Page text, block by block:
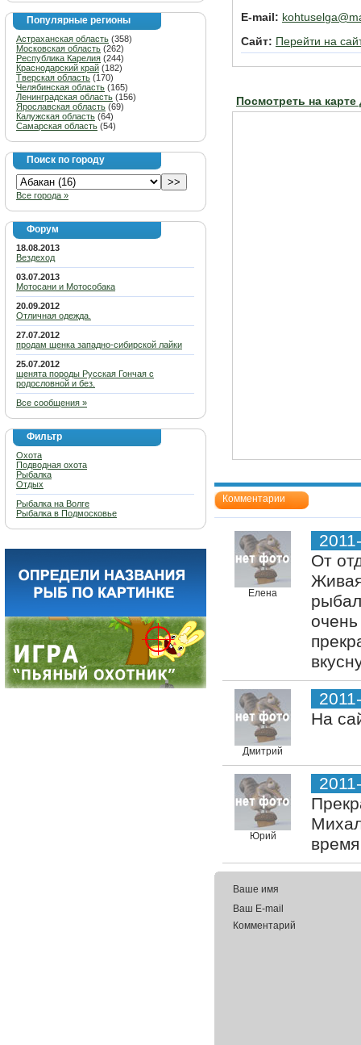
Популярные регионы
Астраханская область (358)
Московская область (262)
Республика Карелия (244)
Краснодарский край (182)
Тверская область (170)
Челябинская область (165)
Ленинградская область (156)
Ярославская область (69)
Калужская область (64)
Самарская область (54)
Поиск по городу
Все города »
Форум
18.08.2013
Вездеход
03.07.2013
Мотосани и Мотособака
20.09.2012
Отличная одежда.
27.07.2012
продам щенка западно-сибирской лайки
25.07.2012
щенята породы Русская Гончая с
родословной и без.
Все сообщения »
Фильтр
Охота
Подводная охота
Рыбалка
Отдых
Рыбалка на Волге
Рыбалка в Подмосковье
E-mail:
Сайт: Перейти на
Посмотреть на
Комментарии
Елена
От
Дмитрий
На
Юрий
Ваше имя
Ваш E-mail
Комментарий